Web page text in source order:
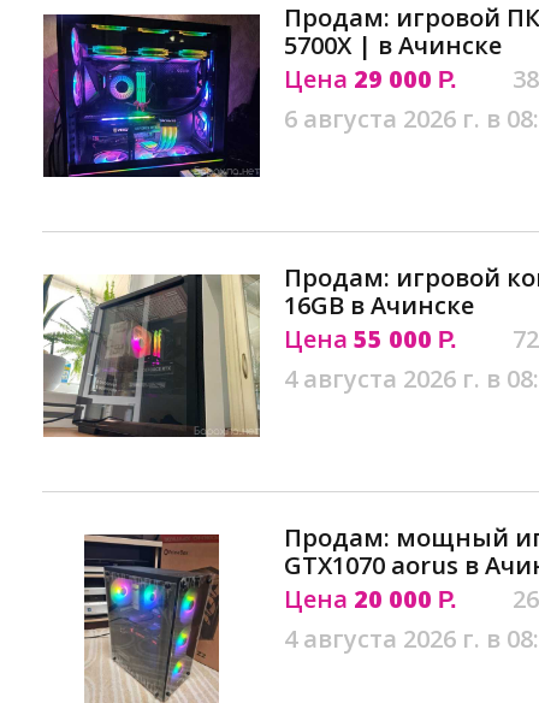
Продам: игровой ПК
5700X | в Ачинске
Цена 29 000 Р.
6 августа 2026 г. в
Продам: игровой
16GB в Ачинске
Цена 55 000 Р.
4 августа 2026 г. в
Продам: мощный
GTX1070 aorus в
Цена 20 000 Р.
4 августа 2026 г. в